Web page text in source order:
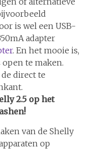
is wel een USB-
adapter
. En het mooie is,
te maken.
direct te
2.5 op het
van de Shelly
op